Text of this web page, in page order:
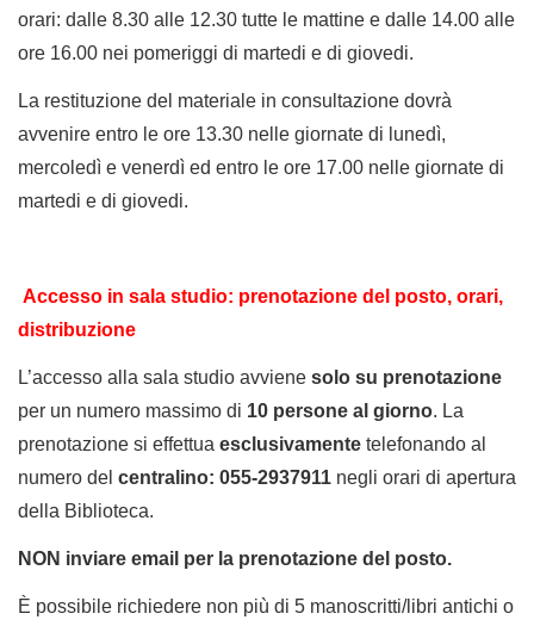
orari: dalle 8.30 alle 12.30 tutte le mattine e dalle 14.00 alle
ore 16.00 nei pomeriggi di martedi e di giovedi.
La restituzione del materiale in consultazione dovrà
avvenire entro le ore 13.30 nelle giornate di lunedì,
mercoledì e venerdì ed entro le ore 17.00 nelle giornate di
martedi e di giovedi.
Accesso in sala studio: prenotazione del posto, orari,
distribuzione
L’accesso alla sala studio avviene solo su prenotazione
per un numero massimo di 10 persone al giorno. La
prenotazione si effettua esclusivamente telefonando al
numero del centralino: 055-2937911 negli orari di apertura
della Biblioteca.
NON inviare email per la prenotazione del posto.
È possibile richiedere non più di 5 manoscritti/libri antichi o